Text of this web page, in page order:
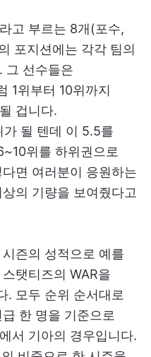
고 부르는 8개(포수,
포지션에는 각각 팀의
그 선수들은
1위부터 10위까지
겁니다.
될 텐데 이 5.5를
위를 하위권으로
면 여러분이 응원하는
의 기량을 보여줬다고
즌의 성적으로 예를
탯티즈의 WAR을
. 모두 순위 순서대로
한 명을 기준으로
서 기아의 경우입니다.